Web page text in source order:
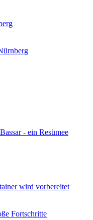
- ein Resümee
wird vorbereitet
Fortschritte